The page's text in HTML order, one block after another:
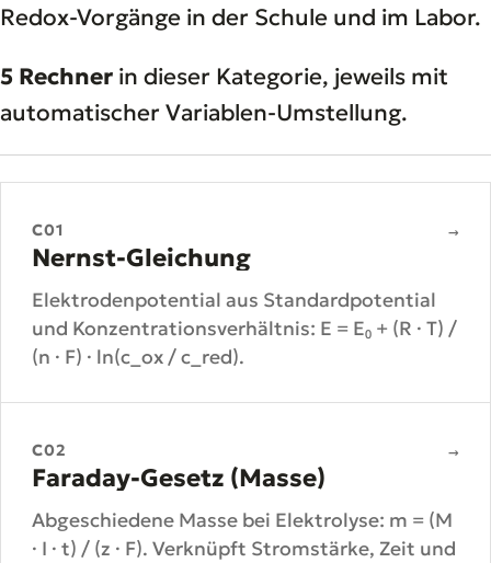
Redox-Vorgänge in der Schule und im Labor.
5 Rechner in dieser Kategorie, jeweils mit
automatischer Variablen-Umstellung.
C01 →
Nernst-Gleichung
Elektrodenpotential aus Standardpotential
und Konzentrationsverhältnis: E = E₀ + (R · T) /
(n · F) · ln(c_ox / c_red).
C02 →
Faraday-Gesetz (Masse)
Abgeschiedene Masse bei Elektrolyse: m = (M
· I · t) / (z · F). Verknüpft Stromstärke, Zeit und